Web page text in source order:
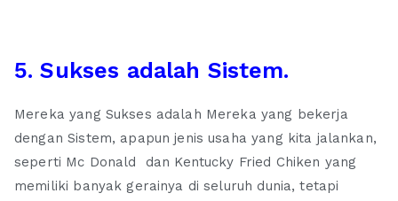
5. Sukses adalah Sistem.
Mereka yang Sukses adalah Mereka yang bekerja
dengan Sistem, apapun jenis usaha yang kita jalankan,
seperti Mc Donald dan Kentucky Fried Chiken yang
memiliki banyak gerainya di seluruh dunia, tetapi